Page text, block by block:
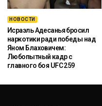
НОВОСТИ
Исраэль Адесанья бросил
наркотики ради победы над
Яном Блаховичем:
Любопытный кадр с
главного боя UFC 259